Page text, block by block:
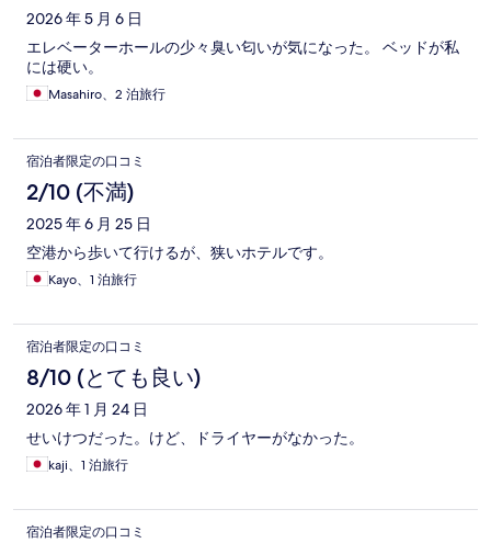
2026 年 5 月 6 日
エレベーターホールの少々臭い匂いが気になった。 ベッドが私
には硬い。
Masahiro、2 泊旅行
宿泊者限定の口コミ
2/10 (不満)
2025 年 6 月 25 日
空港から歩いて行けるが、狭いホテルです。
Kayo、1 泊旅行
宿泊者限定の口コミ
8/10 (とても良い)
2026 年 1 月 24 日
せいけつだった。けど、ドライヤーがなかった。
kaji、1 泊旅行
宿泊者限定の口コミ